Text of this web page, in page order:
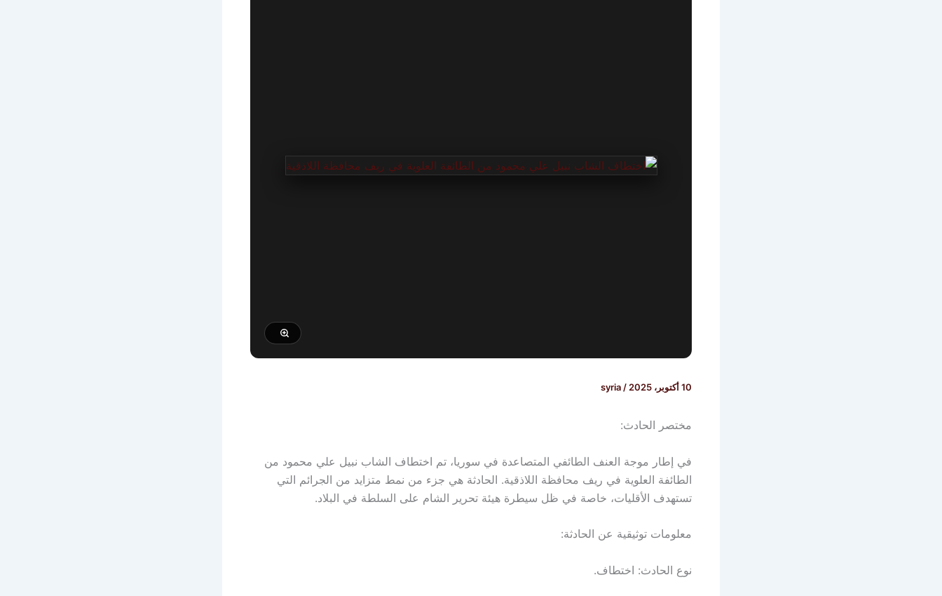
10 أكتوبر، 2025 /
syria
مختصر الحادث:
في إطار موجة العنف الطائفي المتصاعدة في سوريا، تم اختطاف الشاب نبيل علي محمود من
الطائفة العلوية في ريف محافظة اللاذقية. الحادثة هي جزء من نمط متزايد من الجرائم التي
تستهدف الأقليات، خاصة في ظل سيطرة هيئة تحرير الشام على السلطة في البلاد.
معلومات توثيقية عن الحادثة:
نوع الحادث: اختطاف.